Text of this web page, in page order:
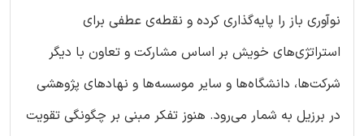
نوآوری باز را پایه‌گذاری کرده و نقطه‌ی عطفی برای
استراتژی‌های خویش بر اساس مشارکت و تعاون با دیگر
شرکت‌ها، دانشگاه‌ها و سایر موسسه‌ها و نهادهای پژوهشی
در برزیل به شمار می‌رود. هنوز تفکر مبنی بر چگونگی تقویت